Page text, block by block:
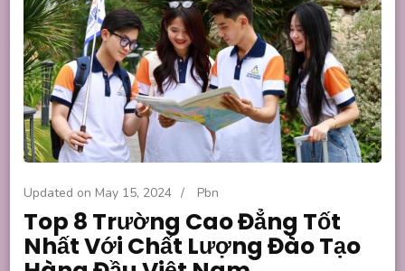
Updated on May 15, 2024 / Pbn
Top 8 Trường Cao Đẳng Tốt
Nhất Với Chất Lượng Đào Tạo